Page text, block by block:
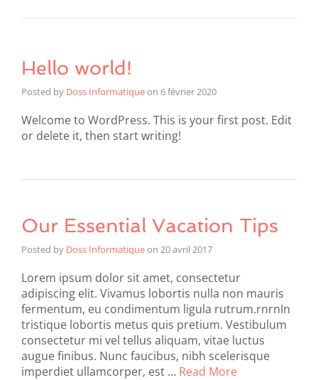
Hello world!
Posted by Doss Informatiqueon 6 février 2020
Welcome to WordPress. This is your first post. Edit
or delete it, then start writing!
Our Essential Vacation Tips
Posted by Doss Informatiqueon 20 avril 2017
Lorem ipsum dolor sit amet, consectetur
adipiscing elit. Vivamus lobortis nulla non mauris
fermentum, eu condimentum ligula rutrum.rnrnIn
tristique lobortis metus quis pretium. Vestibulum
consectetur mi vel tellus aliquam, vitae luctus
augue finibus. Nunc faucibus, nibh scelerisque
imperdiet ullamcorper, est … Read More